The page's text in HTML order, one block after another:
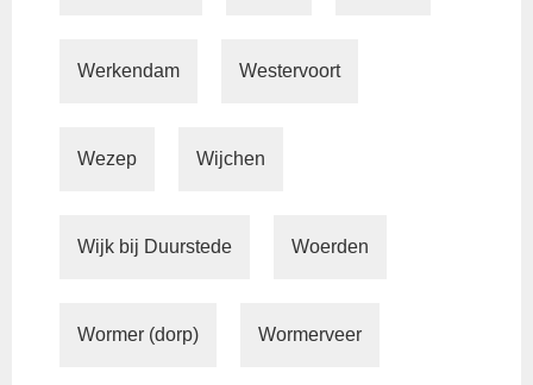
Werkendam Westervoort
Wezep Wijchen
Wijk bij Duurstede Woerden
Wormer (dorp) Wormerveer